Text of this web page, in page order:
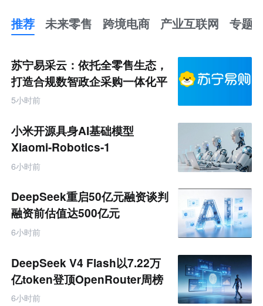
推荐 未来零售 跨境电商 产业互联网 专题
未
来
零
售
跨
境
商
产
业
互
联
网
苏宁易采云：依托全零售生态，
打造合规数智政企采购一体化平
台
5小时前
小米开源具身AI基础模型
Xiaomi-Robotics-1
6小时前
DeepSeek重启50亿元融资谈判
融资前估值达500亿元
6小时前
DeepSeek V4 Flash以7.22万
亿token登顶OpenRouter周榜
6小时前